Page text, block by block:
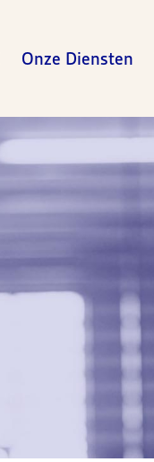
Onze Diensten